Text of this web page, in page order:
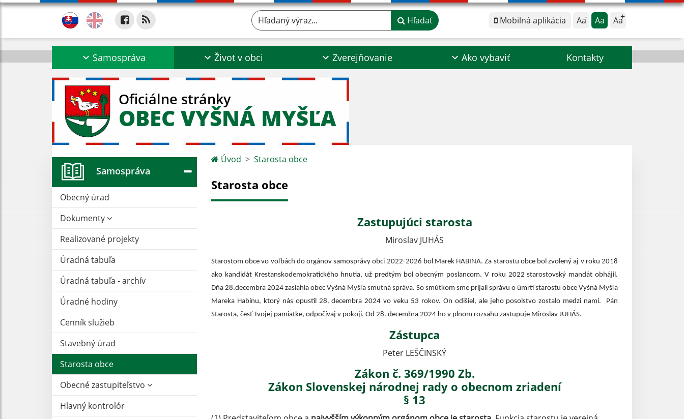
Mobilná aplikácia Aa Aa Aa
Hľadaný výraz... Hľadať
Samospráva Život v obci Zverejňovanie Ako vybaviť Kontakty
Oficiálne stránky
OBEC VYŠNÁ MYŠĽA
Samospráva
Obecný úrad
Dokumenty
Realizované projekty
Úradná tabuľa
Úradná tabuľa - archív
Úradné hodiny
Cenník služieb
Stavebný úrad
Starosta obce
Obecné zastupiteľstvo
Hlavný kontrolór
Úvod Starosta obce
Starosta obce
Zastupujúci starosta
Miroslav JUHÁS
Starostom obce vo voľbách do orgánov samosprávy obci 2022-2026 bol Marek HABINA. Za starostu obce bol zvolený aj v roku 2018
ako kandidát Kresťanskodemokratického hnutia, už predtým bol obecným poslancom. V roku 2022 starostovský mandát obhájil.
Dňa 28.decembra 2024 zasiahla obec Vyšná Myšľa smutná správa. So smútkom sme prijali správu o úmrtí starostu obce Vyšná Myšľa
Mareka Habinu, ktorý nás opustil 28. decembra 2024 vo veku 53 rokov. On odišiel, ale jeho posolstvo zostalo medzi nami. Pán
Starosta, česť Tvojej pamiatke, odpočívaj v pokoji. Od 28. decembra 2024 ho v plnom rozsahu zastupuje Miroslav JUHÁS.
Zástupca
Peter LEŠČINSKÝ
Zákon č. 369/1990 Zb.
Zákon Slovenskej národnej rady o obecnom zriadení
§ 13